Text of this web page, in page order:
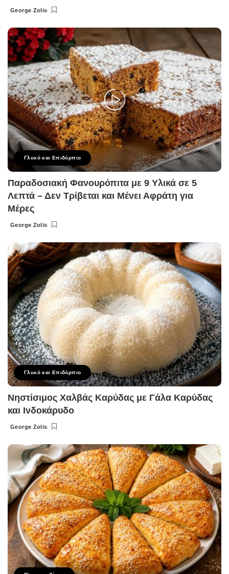
Posted
George Zolis
Γλυκό και Επιδόρπιο
Παραδοσιακή Φανουρόπιτα με 9 Υλικά σε 5
Λεπτά – Δεν Τρίβεται και Μένει Αφράτη για
Μέρες
Posted
George Zolis
Γλυκό και Επιδόρπιο
Νηστίσιμος Χαλβάς Καρύδας με Γάλα Καρύδας
και Ινδοκάρυδο
Posted
George Zolis